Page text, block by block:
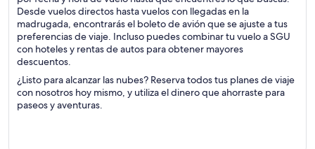
Desde vuelos directos hasta vuelos con llegadas en la
madrugada, encontrarás el boleto de avión que se ajuste a tus
preferencias de viaje. Incluso puedes combinar tu vuelo a SGU
con hoteles y rentas de autos para obtener mayores
descuentos.
¿Listo para alcanzar las nubes? Reserva todos tus planes de viaje
con nosotros hoy mismo, y utiliza el dinero que ahorraste para
paseos y aventuras.